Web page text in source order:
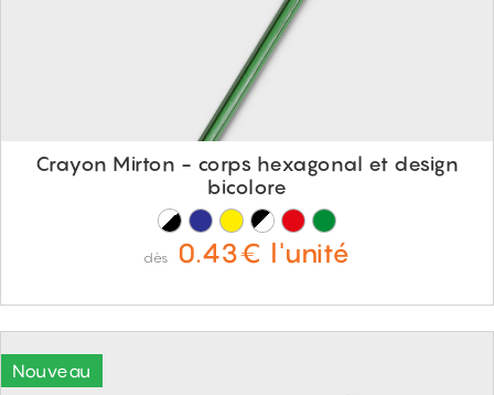
Crayon Mirton - corps hexagonal et design
bicolore
dès 0.43€ l'unité